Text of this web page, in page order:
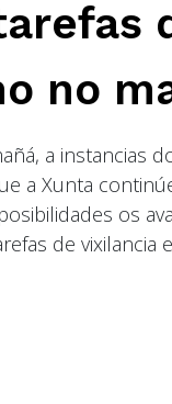
no
a instancias
a Xunta
os
de vixilancia e